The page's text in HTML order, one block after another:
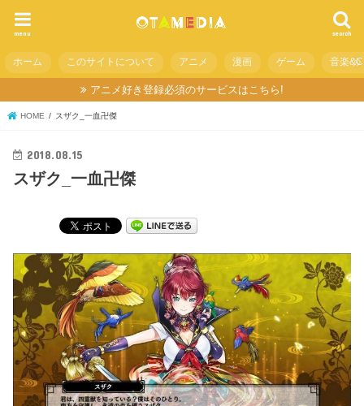
search
menu
ホーム このサイトについて アニメ 漫画 ゲーム 音楽
アニメ好き登録必須のサービスはこちら!
HOME スザク_一血卍傑
2018.08.15
スザク_一血卍傑